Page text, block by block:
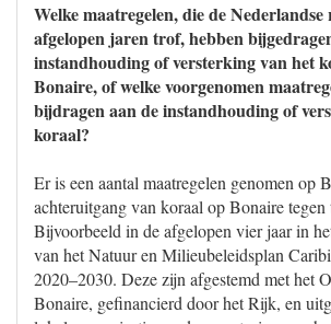
Welke maatregelen, die de Nederlandse
afgelopen jaren trof, hebben
instandhouding of versterking van het
Bonaire, of welke voorgenomen
bijdragen aan de instandhouding of
koraal?
Er is een aantal maatregelen genomen op
achteruitgang van koraal op Bonaire tegen
Bijvoorbeeld in de afgelopen vier jaar in
van het Natuur en Milieubeleidsplan
2020–2030. Deze zijn afgestemd met het
Bonaire, gefinancierd door het Rijk, en